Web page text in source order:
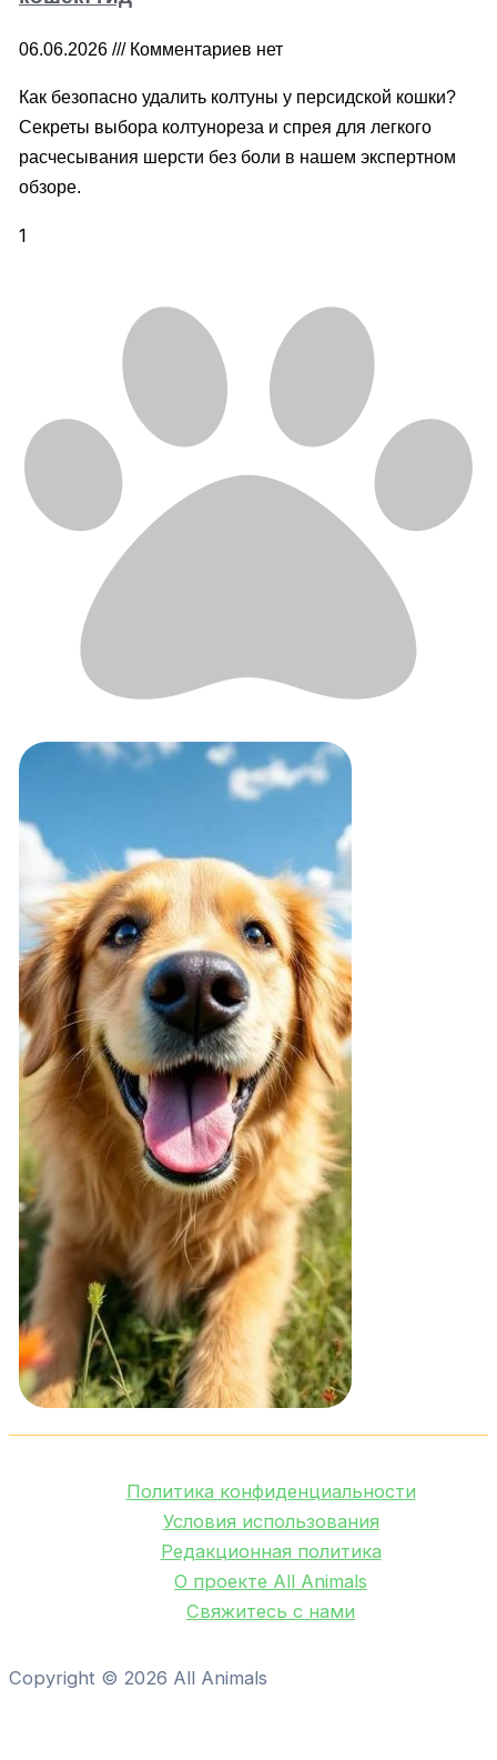
06.06.2026 Комментариев нет
Как безопасно удалить колтуны у персидской кошки?
Секреты выбора колтунореза и спрея для легкого
расчесывания шерсти без боли в нашем экспертном
обзоре.
Политика конфиденциальности
Условия использования
Редакционная политика
О проекте All Animals
Свяжитесь с нами
Copyright © 2026 All Animals